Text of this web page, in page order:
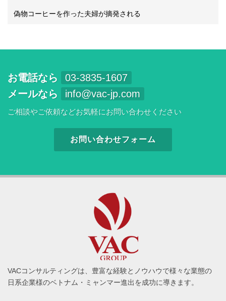
偽物コーヒーを作った夫婦が摘発される
お電話なら
03-3835-1607
メールなら
info@vac-jp.com
ご相談やご依頼などお気軽にお問い合わせください
お問い合わせフォーム
VACコンサルティングは、豊富な経験とノウハウで様々な業態の
日系企業様のベトナム・ミャンマー進出を成功に導きます。